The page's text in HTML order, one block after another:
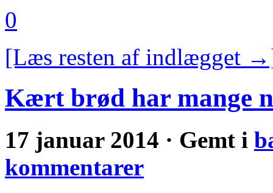
0
[Læs resten af indlægget
Kært brød har mange
17 januar 2014 · Gemt i
kommentarer